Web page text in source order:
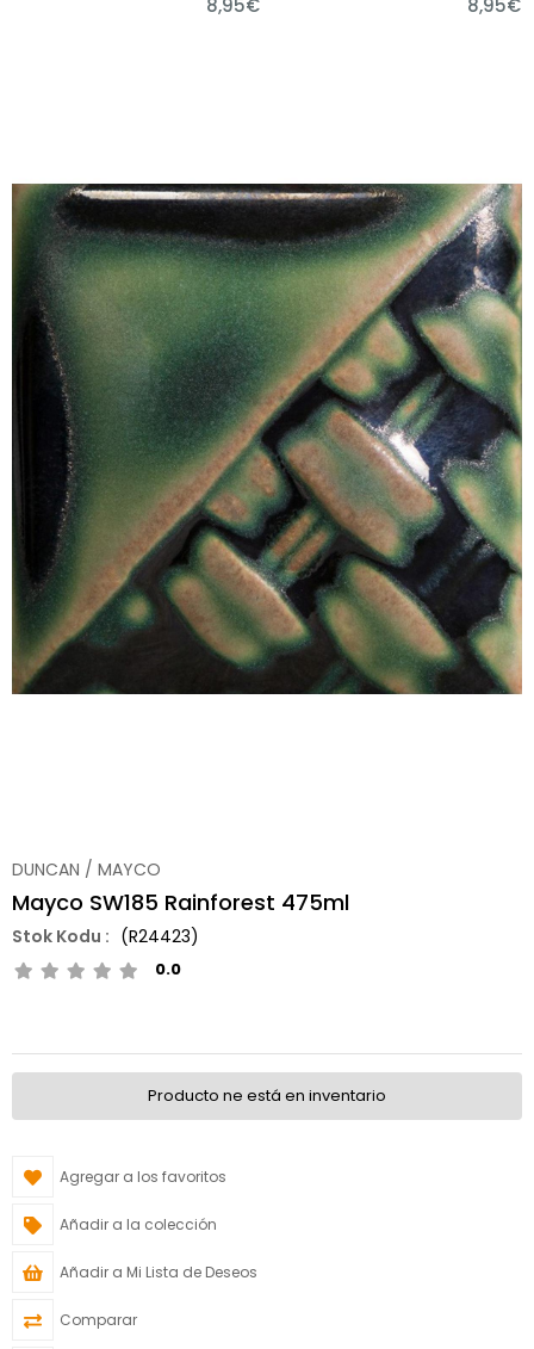
DUNCAN / MAYCO
Mayco SW185 Rainforest 475ml
(R24423)
0.0
Producto ne está en inventario
Agregar a los favoritos
Añadir a la colección
Añadir a Mi Lista de Deseos
Comparar